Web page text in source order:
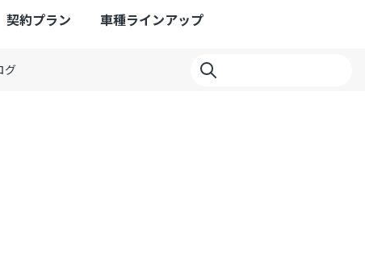
契約プラン 車種ラインアップ
グ